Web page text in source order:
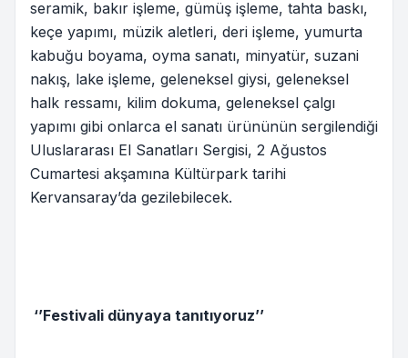
seramik, bakır işleme, gümüş işleme, tahta baskı,
keçe yapımı, müzik aletleri, deri işleme, yumurta
kabuğu boyama, oyma sanatı, minyatür, suzani
nakış, lake işleme, geleneksel giysi, geleneksel
halk ressamı, kilim dokuma, geleneksel çalgı
yapımı gibi onlarca el sanatı ürününün sergilendiği
Uluslararası El Sanatları Sergisi, 2 Ağustos
Cumartesi akşamına Kültürpark tarihi
Kervansaray’da gezilebilecek.
‘’Festivali dünyaya tanıtıyoruz’’